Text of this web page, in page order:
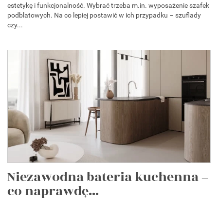
estetykę i funkcjonalność. Wybrać trzeba m.in. wyposażenie szafek
podblatowych. Na co lepiej postawić w ich przypadku – szuflady
czy...
Niezawodna bateria kuchenna –
co naprawdę...